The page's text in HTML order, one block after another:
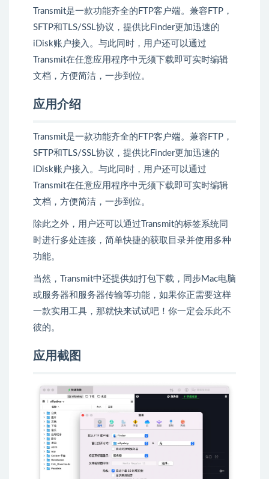
Transmit是一款功能齐全的FTP客户端。兼容FTP，
SFTP和TLS/SSL协议，提供比Finder更加迅速的
iDisk账户接入。与此同时，用户还可以通过
Transmit在任意应用程序中无须下载即可实时编辑
文档，方便简洁，一步到位。
应用介绍
Transmit是一款功能齐全的FTP客户端。兼容FTP，
SFTP和TLS/SSL协议，提供比Finder更加迅速的
iDisk账户接入。与此同时，用户还可以通过
Transmit在任意应用程序中无须下载即可实时编辑
文档，方便简洁，一步到位。
除此之外，用户还可以通过Transmit的标签系统同
时进行多处连接，简单快捷的获取目录并使用多种
功能。
当然，Transmit中还提供如打包下载，同步Mac电脑
或服务器和服务器传输等功能，如果你正需要这样
一款实用工具，那就快来试试吧！你一定会乐此不
彼的。
应用截图